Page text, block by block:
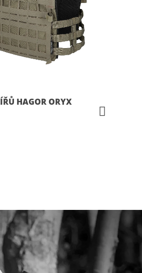
HAGOR ORYX